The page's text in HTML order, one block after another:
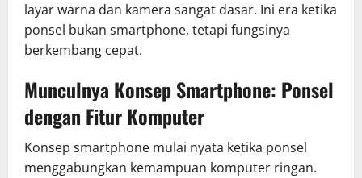
layar warna dan kamera sangat dasar. Ini era ketika
ponsel bukan smartphone, tetapi fungsinya
berkembang cepat.
Munculnya Konsep Smartphone: Ponsel
dengan Fitur Komputer
Konsep smartphone mulai nyata ketika ponsel
menggabungkan kemampuan komputer ringan.